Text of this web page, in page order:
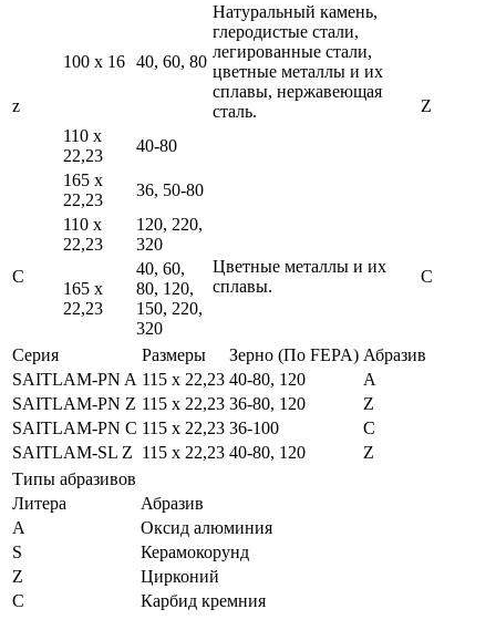
z
100 x 16 40, 60, 80
Натуральный камень,
глеродистые стали,
легированные стали,
цветные металлы и их
сплавы, нержавеющая
сталь.
Z
110 x
22,23
40-80
165 x
22,23
36, 50-80
C
110 x
22,23
120, 220,
320
Цветные металлы и их
сплавы.
C
165 x
22,23
40, 60,
80, 120,
150, 220,
320
Серия
Размеры Зерно (По FEPA) Абразив
SAITLAM-PN A 115 x 22,23 40-80, 120
A
SAITLAM-PN Z 115 x 22,23 36-80, 120
Z
SAITLAM-PN C 115 x 22,23 36-100
C
SAITLAM-SL Z 115 x 22,23 40-80, 120
Z
Типы абразивов
Литера
Абразив
A
Оксид алюминия
S
Керамокорунд
Z
Цирконий
C
Карбид кремния